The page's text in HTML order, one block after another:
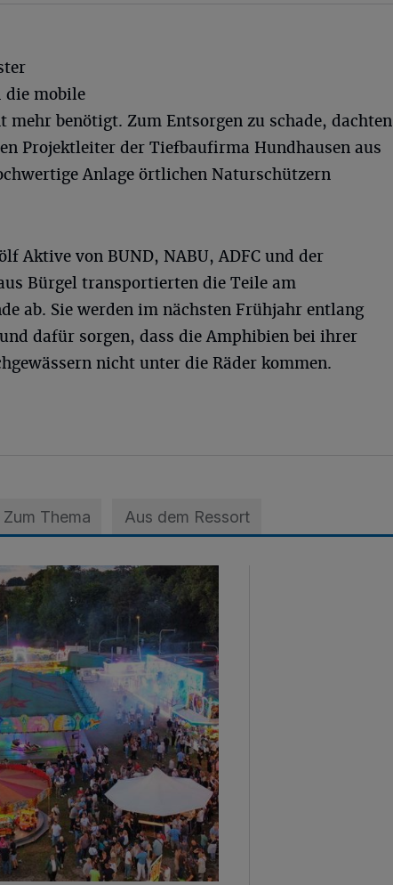
die mobile
benötigt. Zum Entsorgen zu schade, dachten
Projektleiter der Tiefbaufirma Hundhausen aus
Anlage örtlichen Naturschützern
Aktive von BUND, NABU, ADFC und der
Bürgel transportierten die Teile am
ab. Sie werden im nächsten Frühjahr entlang
dafür sorgen, dass die Amphibien bei ihrer
nicht unter die Räder kommen.
Zum Thema Aus dem Ressort